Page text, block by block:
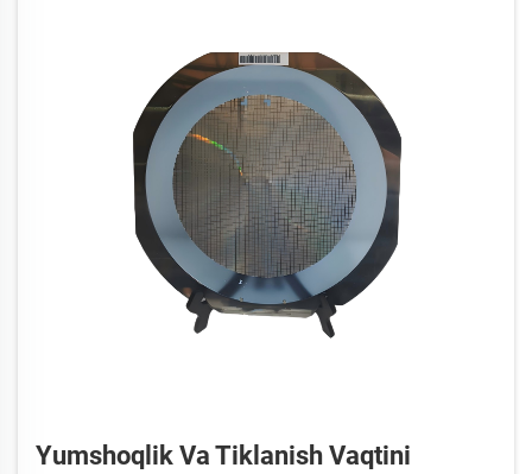
Yumshoqlik Va Tiklanish Vaqtini